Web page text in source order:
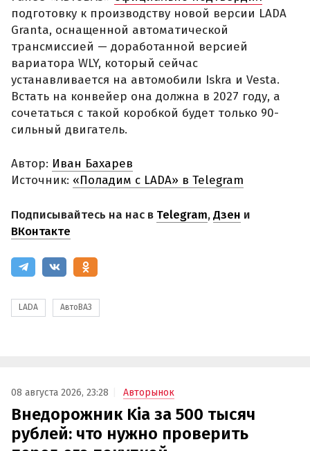
подготовку к производству новой версии LADA
Granta, оснащенной автоматической
трансмиссией — доработанной версией
вариатора WLY, который сейчас
устанавливается на автомобили Iskra и Vesta.
Встать на конвейер она должна в 2027 году, а
сочетаться с такой коробкой будет только 90-
сильный двигатель.
Автор: Иван Бахарев
Источник: «Поладим с LADA» в Telegram
Подписывайтесь на нас в Telegram,Дзен и
ВКонтакте
LADA АвтоВАЗ
08 августа 2026, 23:28 Авторынок
Внедорожник Kia за 500 тысяч
рублей: что нужно проверить